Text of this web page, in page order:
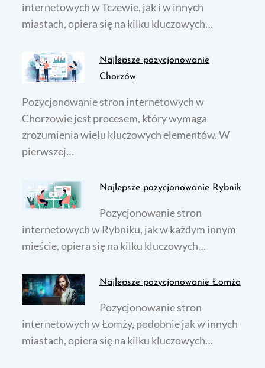
internetowych w Tczewie, jak i w innych
miastach, opiera się na kilku kluczowych…
Najlepsze pozycjonowanie
Chorzów
Pozycjonowanie stron internetowych w
Chorzowie jest procesem, który wymaga
zrozumienia wielu kluczowych elementów. W
pierwszej…
Najlepsze pozycjonowanie Rybnik
Pozycjonowanie stron
internetowych w Rybniku, jak w każdym innym
mieście, opiera się na kilku kluczowych…
Najlepsze pozycjonowanie Łomża
Pozycjonowanie stron
internetowych w Łomży, podobnie jak w innych
miastach, opiera się na kilku kluczowych…